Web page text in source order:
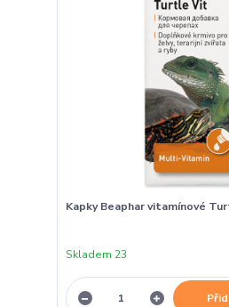
Kapky Beaphar vitamínové
Skladem 23